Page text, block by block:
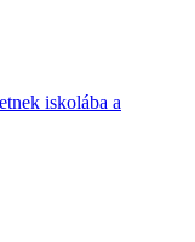
iskolába a